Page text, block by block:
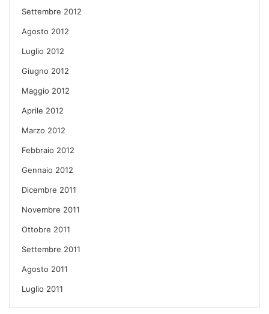
Settembre 2012
Agosto 2012
Luglio 2012
Giugno 2012
Maggio 2012
Aprile 2012
Marzo 2012
Febbraio 2012
Gennaio 2012
Dicembre 2011
Novembre 2011
Ottobre 2011
Settembre 2011
Agosto 2011
Luglio 2011